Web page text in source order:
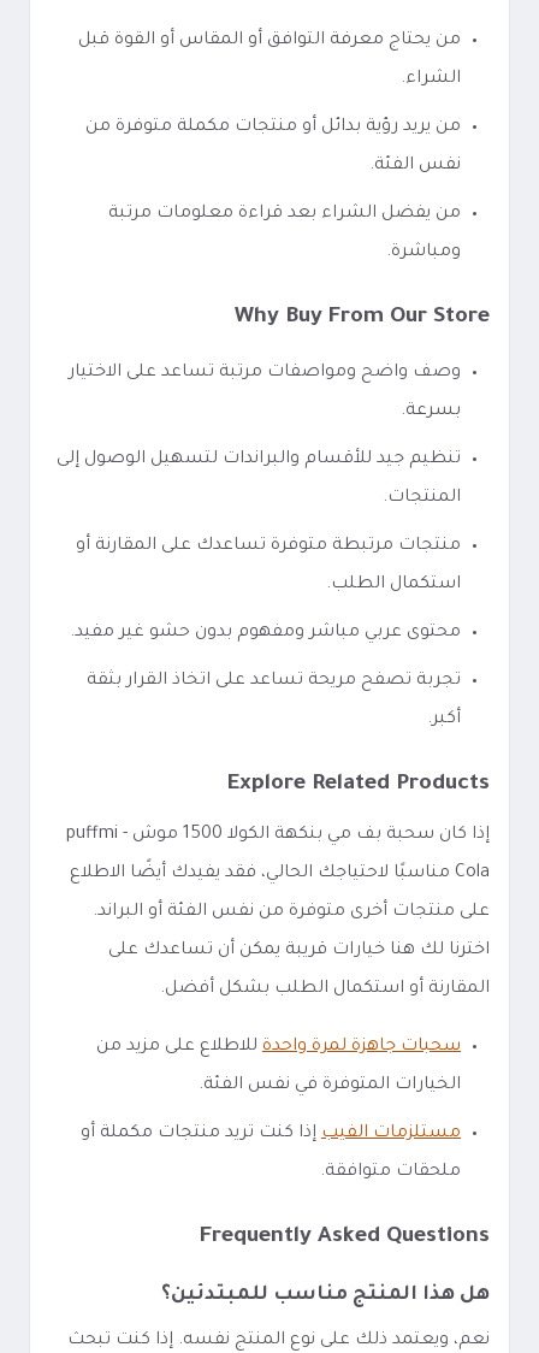
من يحتاج معرفة التوافق أو المقاس أو القوة قبل
الشراء.
من يريد رؤية بدائل أو منتجات مكملة متوفرة من
نفس الفئة.
من يفضل الشراء بعد قراءة معلومات مرتبة
ومباشرة.
Why Buy From Our Store
وصف واضح ومواصفات مرتبة تساعد على الاختيار
بسرعة.
تنظيم جيد للأقسام والبراندات لتسهيل الوصول إلى
المنتجات.
منتجات مرتبطة متوفرة تساعدك على المقارنة أو
استكمال الطلب.
محتوى عربي مباشر ومفهوم بدون حشو غير مفيد.
تجربة تصفح مريحة تساعد على اتخاذ القرار بثقة
أكبر.
Explore Related Products
إذا كان سحبة بف مي بنكهة الكولا 1500 موش - puffmi
Cola مناسبًا لاحتياجك الحالي، فقد يفيدك أيضًا الاطلاع
على منتجات أخرى متوفرة من نفس الفئة أو البراند.
اخترنا لك هنا خيارات قريبة يمكن أن تساعدك على
المقارنة أو استكمال الطلب بشكل أفضل.
سحبات جاهزة لمرة واحدة للاطلاع على مزيد من
الخيارات المتوفرة في نفس الفئة.
مستلزمات الفيب إذا كنت تريد منتجات مكملة أو
ملحقات متوافقة.
Frequently Asked Questions
هل هذا المنتج مناسب للمبتدئين؟
نعم، ويعتمد ذلك على نوع المنتج نفسه. إذا كنت تبحث